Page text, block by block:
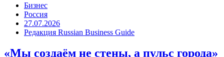
Бизнес
Россия
27.07.2026
Редакция Russian Business Guide
«Мы создаём не стены, а пульс города»